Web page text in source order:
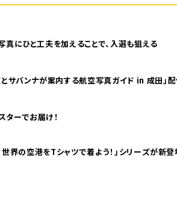
にひと工夫を加えることで、入選も狙える
サバンナが案内する航空写真ガイド in 成田」
ーでお届け！
ドTシャツで海外旅行気分！ pTaに「 世界の空港をTシャツで着よう！」シリーズが新